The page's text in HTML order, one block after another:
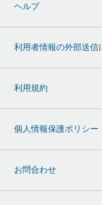
ヘルプ
利用者情報の外部送信
利用規約
個人情報保護ポリシー
お問合わせ